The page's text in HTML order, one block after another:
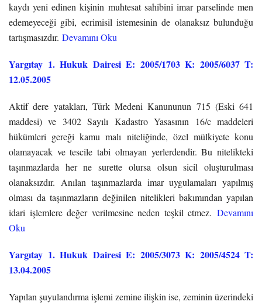
kaydı yeni edinen kişinin muhtesat sahibini imar parselinde men
edemeyeceği gibi, ecrimisil istemesinin de olanaksız bulunduğu
tartışmasızdır. Devamını Oku
Yargıtay 1. Hukuk Dairesi E: 2005/1703 K: 2005/6037 T:
12.05.2005
Aktif dere yatakları, Türk Medeni Kanununun 715 (Eski 641
maddesi) ve 3402 Sayılı Kadastro Yasasının 16/c maddeleri
hükümleri gereği kamu malı niteliğinde, özel mülkiyete konu
olamayacak ve tescile tabi olmayan yerlerdendir. Bu nitelikteki
taşınmazlarda her ne surette olursa olsun sicil oluşturulması
olanaksızdır. Anılan taşınmazlarda imar uygulamaları yapılmış
olması da taşınmazların değinilen nitelikleri bakımından yapılan
idari işlemlere değer verilmesine neden teşkil etmez. Devamını
Oku
Yargıtay 1. Hukuk Dairesi E: 2005/3073 K: 2005/4524 T:
13.04.2005
Yapılan şuyulandırma işlemi zemine ilişkin ise, ze­minin üzerindeki